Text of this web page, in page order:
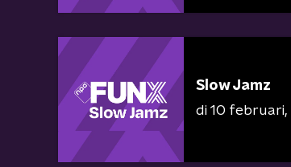
Slow Jamz
di 10 februari